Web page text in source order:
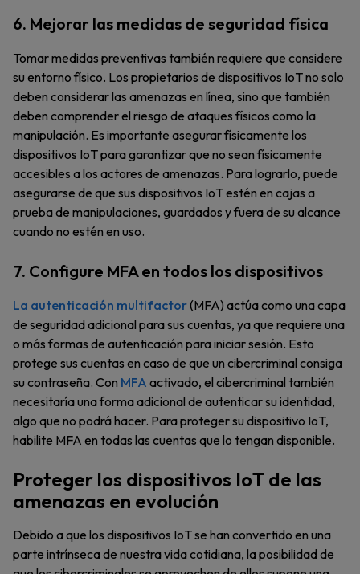
6. Mejorar las medidas de seguridad física
Tomar medidas preventivas también requiere que considere
su entorno físico. Los propietarios de dispositivos IoT no solo
deben considerar las amenazas en línea, sino que también
deben comprender el riesgo de ataques físicos como la
manipulación. Es importante asegurar físicamente los
dispositivos IoT para garantizar que no sean físicamente
accesibles a los actores de amenazas. Para lograrlo, puede
asegurarse de que sus dispositivos IoT estén en cajas a
prueba de manipulaciones, guardados y fuera de su alcance
cuando no estén en uso.
7. Configure MFA en todos los dispositivos
La autenticación multifactor(MFA) actúa como una capa
de seguridad adicional para sus cuentas, ya que requiere una
o más formas de autenticación para iniciar sesión. Esto
protege sus cuentas en caso de que un cibercriminal consiga
su contraseña. Con MFA activado, el cibercriminal también
necesitaría una forma adicional de autenticar su identidad,
algo que no podrá hacer. Para proteger su dispositivo IoT,
habilite MFA en todas las cuentas que lo tengan disponible.
Proteger los dispositivos IoT de las
amenazas en evolución
Debido a que los dispositivos IoT se han convertido en una
parte intrínseca de nuestra vida cotidiana, la posibilidad de